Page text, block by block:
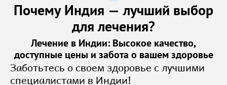
Почему Индия — лучший выбор
для лечения?
Лечение в Индии: Высокое качество,
доступные цены и забота о вашем здоровье
Заботьтесь о своем здоровье с лучшими
специалистами в Индии!